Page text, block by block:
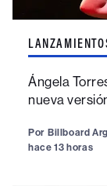
Ángela
nueva
Por Billboard
hace 13 horas